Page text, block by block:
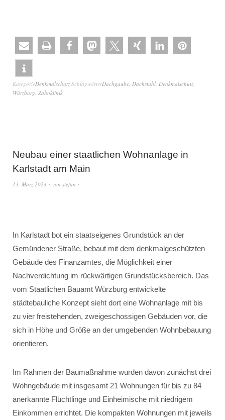
KategorieDenkmalschutz SchlagwörterDachgaube Dachstuhl Denkmalschutz
Würzburg Zahnklinik
Neubau einer staatlichen Wohnanlage in
Karlstadt am Main
13. März 2024 von stefan
In Karlstadt bot ein staatseigenes Grundstück an der
Gemündener Straße, bebaut mit dem denkmalgeschützten
Gebäude des Finanzamtes, die Möglichkeit einer
Nachverdichtung im rückwärtigen Grundstücksbereich. Das
vom Staatlichen Bauamt Würzburg entwickelte
städtebauliche Konzept sieht dort eine Wohnanlage mit bis
zu vier freistehenden, zweigeschossigen Gebäuden vor, die
sich in Höhe und Größe an der umgebenden Wohnbebauung
orientieren.
Im Rahmen der Baumaßnahme wurden davon zunächst drei
Wohngebäude mit insgesamt 21 Wohnungen für bis zu 84
anerkannte Flüchtlinge und Einheimische mit niedrigem
Einkommen errichtet. Die kompakten Wohnungen mit jeweils